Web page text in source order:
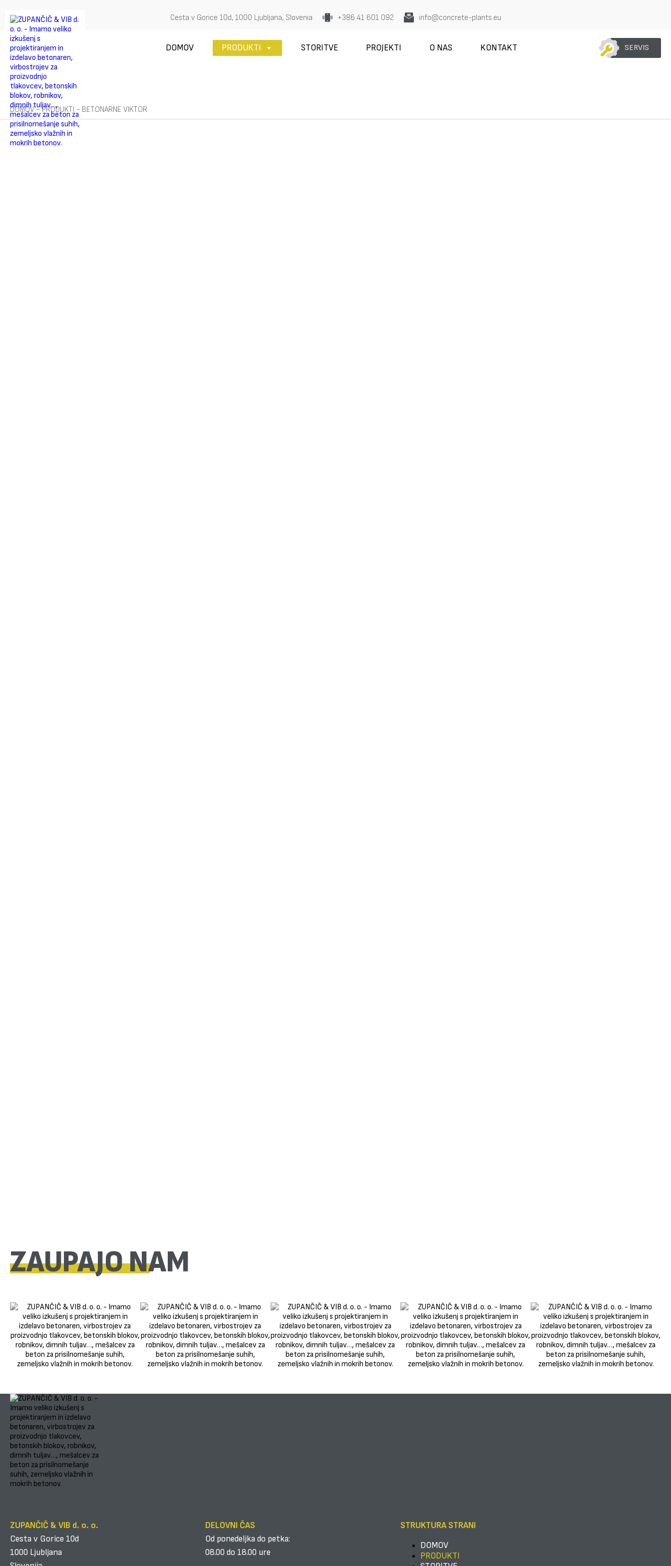
Cesta v Gorice 10d, 1000 Ljubljana, Slovenia +386 41 601 092 info@concrete-plants.eu
DOMOV PRODUKTI STORITVE PROJEKTI O NAS KONTAKT SERVIS
DOMOV-PRODUKTI - BETONARNE VIKTOR
ZAUPAJO NAM
ZUPANČIČ & VIB d. o. o.
Cesta v Gorice 10d
1000 Ljubljana
DELOVNI ČAS
Od ponedeljka do petka:
08.00 do 18.00 ure
STRUKTURA STRANI
DOMOV
PRODUKTI